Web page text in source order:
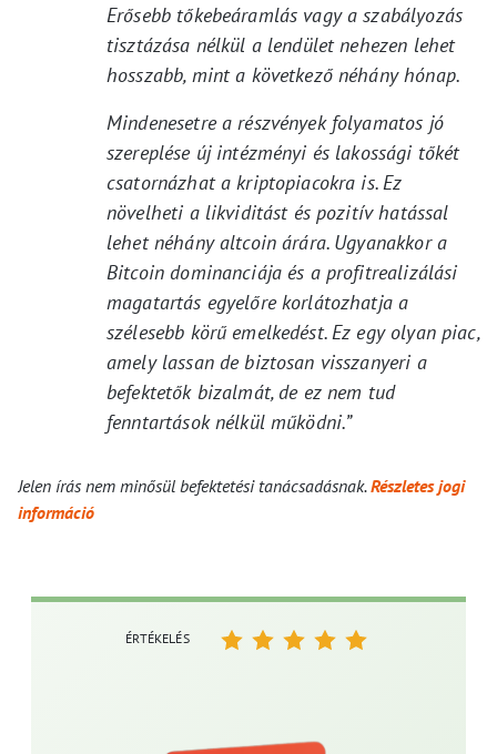
Erősebb tőkebeáramlás vagy a szabályozás
tisztázása nélkül a lendület nehezen lehet
hosszabb, mint a következő néhány hónap.
Mindenesetre a részvények folyamatos jó
szereplése új intézményi és lakossági tőkét
csatornázhat a kriptopiacokra is. Ez
növelheti a likviditást és pozitív hatással
lehet néhány altcoin árára. Ugyanakkor a
Bitcoin dominanciája és a profitrealizálási
magatartás egyelőre korlátozhatja a
szélesebb körű emelkedést. Ez egy olyan piac,
amely lassan de biztosan visszanyeri a
befektetők bizalmát, de ez nem tud
fenntartások nélkül működni.”
Jelen írás nem minősül befektetési tanácsadásnak.Részletes jogi
információ
ÉRTÉKELÉS